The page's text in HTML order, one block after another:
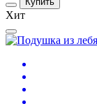
Хит